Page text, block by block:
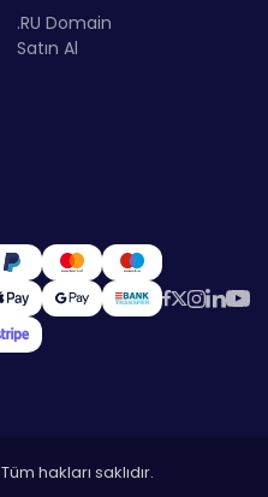
.RU Domain
Satın Al
Tüm hakları saklıdır.